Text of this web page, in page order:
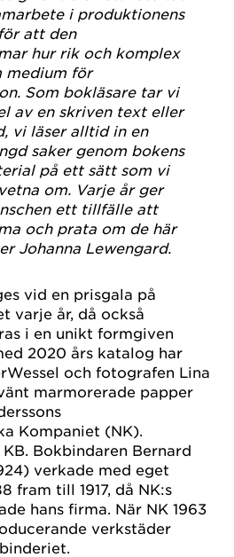
i produktionens
att den
hur rik och komplex
medium för
Som bokläsare tar vi
av en skriven text eller
vi läser alltid in en
saker genom bokens
på ett sätt som vi
om. Varje år ger
ett tillfälle att
och prata om de här
Johanna Lewengard.
vid en prisgala på
varje år, då också
i en unikt formgiven
2020 års katalog har
och fotografen Lina
marmorerade papper
Kompaniet (NK).
Bokbindaren Bernard
verkade med eget
fram till 1917, då NK:s
hans firma. När NK 1963
verkstäder